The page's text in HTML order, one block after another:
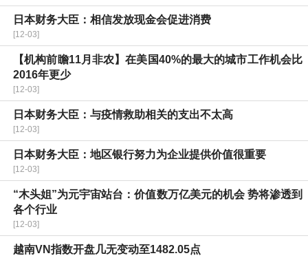
日本财务大臣：相信发放现金会促进消费
[12-03]
【机构前瞻11月非农】在美国40%的最大的城市工作机会比
2016年更少
[12-03]
日本财务大臣：与疫情救助相关的支出不太高
[12-03]
日本财务大臣：地区银行努力为企业提供价值很重要
[12-03]
“木头姐”为元宇宙站台：价值数万亿美元的机会 势将渗透到
各个行业
[12-03]
越南VN指数开盘几无变动至1482.05点